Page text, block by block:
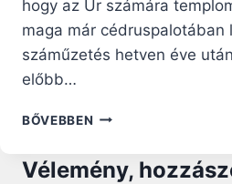
hogy az Úr számára
maga már cédruspalotában
száműzetés hetven éve
előbb…
BŐVEBBEN NAPI
TEMPLOM
Vélemény,